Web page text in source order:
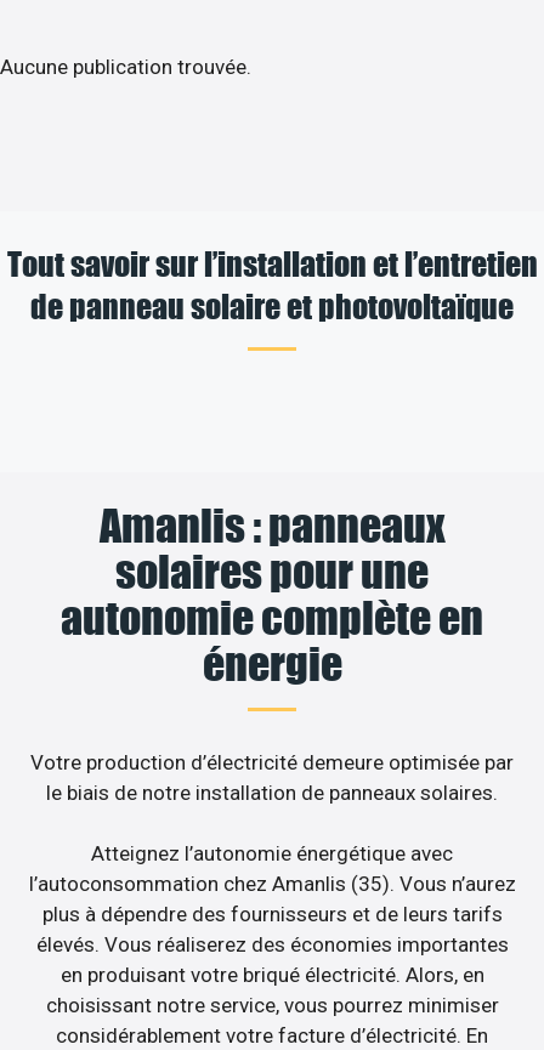
Aucune publication trouvée.
Tout savoir sur l’installation et l’entretien
de panneau solaire et photovoltaïque
Amanlis : panneaux
solaires pour une
autonomie complète en
énergie
Votre production d’électricité demeure optimisée par
le biais de notre installation de panneaux solaires.
Atteignez l’autonomie énergétique avec
l’autoconsommation chez Amanlis (35). Vous n’aurez
plus à dépendre des fournisseurs et de leurs tarifs
élevés. Vous réaliserez des économies importantes
en produisant votre briqué électricité. Alors, en
choisissant notre service, vous pourrez minimiser
considérablement votre facture d’électricité. En